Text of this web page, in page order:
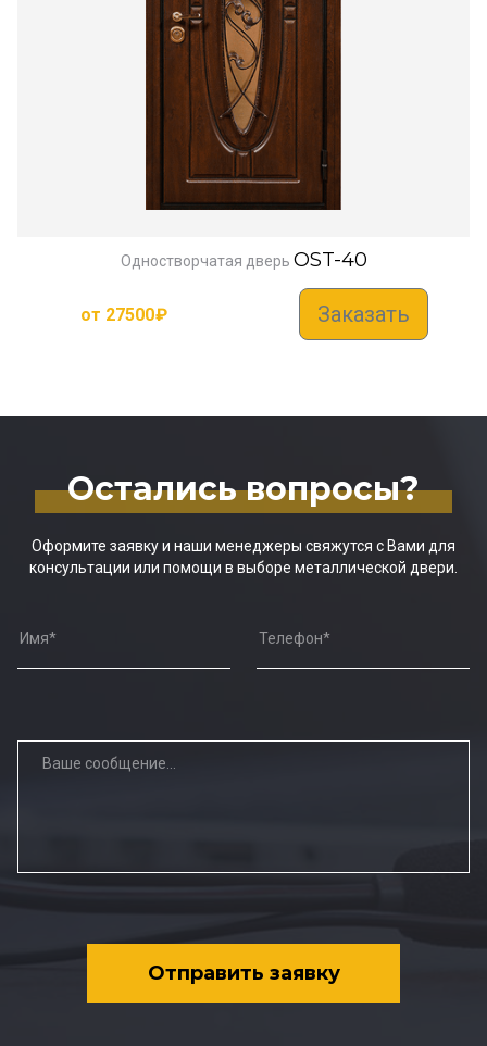
Одностворчатая дверь OST-40
от 27500₽ Заказать
Остались вопросы?
Оформите заявку и наши менеджеры свяжутся с Вами для
консультации или помощи в выборе металлической двери.
Отправить заявку